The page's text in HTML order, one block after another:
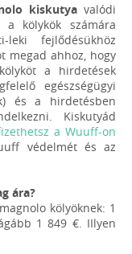
kiskutya valódi
a kölykök számára
fejlődésükhöz
megad ahhoz, hogy
a hirdetések
egészségügyi
és a hirdetésben
Kiskutyád
a Wuuff-on
védelmét és az
ára?
kölyöknek: 1
1 849 €. IIlyen